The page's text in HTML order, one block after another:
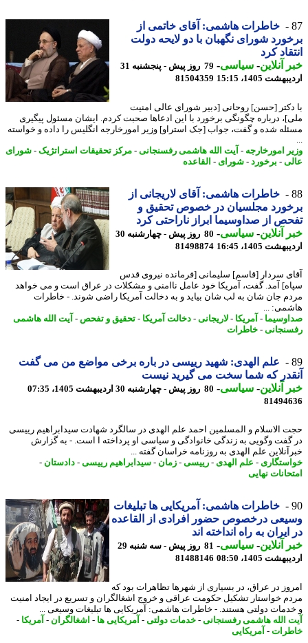
خاطرات هاشمی: آقای خاتمی از
شورای نگهبان با دو لایحه دولت
کرد
آنلاین-سیاسی-
79 روز پیش - پنجشنبه 31
1405، 15:15
81504359
[حسن] روحانی [دبیر شورای عالی امنیت
درباره چگونگی برخورد با این ادعاها صحبت کردم. ایشان مسئول پیگیری
شده و گفت، جواب [جک استراو] وزیر امورخارجه انگلیس را داده و خواسته
امورخارجه-آیت الله هاشمی رفسنجانی-مرکز تحقیقات استراتژیک-شورای
-برخورد-شورای- القاعده
خاطرات هاشمی: آقای لاریجانی از
مجلسیان در خصوص تحقیق و
از صداوسیما ابراز ناراحتی کرد
آنلاین-سیاسی-
80 روز پیش - چهارشنبه 30
1405، 16:45
81498874
سردار [قاسم] سلیمانی [فرمانده نیروی قدس
آمد. گفت، آمریکا خود عامل ناامنی و مشکلات در عراق است و می خواهد
جان شان به لب شان بیاید و به دخالت آمریکا راضی شوند. - خاطرات
...
-آمریکا- لاریجانی-دخالت آمریکا- تحقیق و تفحص-آیت الله هاشمی
-خاطرات
علم الهدی: شهید رییسی در باره برخی مواضع من می گفت
که شما سخت می گیرید نیست
آنلاین-سیاسی-80 روز پیش - چهارشنبه 30 اردیبهشت 1405، 07:35
الاسلام و المسلمین احمد علم الهدی در سالگرد شهادت سیدابراهیم رییسی
وگویی به زندگی خانوادگی و سیاسی او پرداخته ا است. - به گزارش
علم الهدی به روزنامه خراسان گفته ...
- علم الهدی-رییسی-زمان -سیدابراهیم رییسی-دادستان-
نهایی
خاطرات هاشمی: آمریکایی ها تبلیغات
درخصوص حضور افرادی از القاعده
به راه انداخته اند
آنلاین-سیاسی-
81 روز پیش - سه شنبه 29
1405، 08:50
81488146
در عراق، در بسیاری از شهرها تظاهرات بود که
خواستار تشکیل حکومت عراقی و خروج اشغالگران و تسریع در ایجاد امنیت
دولتی هستند. - خاطرات هاشمی: آمریکایی ها تبلیغات وسیعی ...
الله هاشمی رفسنجانی-خدمات دولتی-آمریکایی ها- اشغالگران- آمریکا-
- آمریکایی